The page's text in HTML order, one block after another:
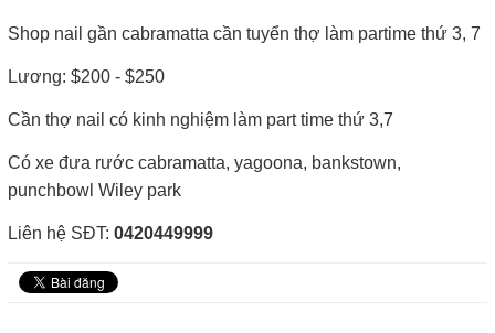
Shop nail gần cabramatta cần tuyển thợ làm partime thứ 3, 7
Lương: $200 - $250
Cần thợ nail có kinh nghiệm làm part time thứ 3,7
Có xe đưa rước cabramatta, yagoona, bankstown,
punchbowl Wiley park
Liên hệ SĐT: 0420449999